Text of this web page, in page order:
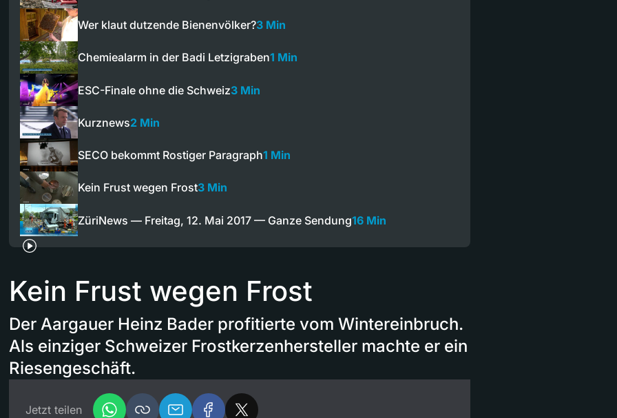
Wer klaut dutzende Bienenvölker?3 Min
Chemiealarm in der Badi Letzigraben1 Min
ESC-Finale ohne die Schweiz3 Min
Kurznews2 Min
SECO bekommt Rostiger Paragraph1 Min
Kein Frust wegen Frost3 Min
ZüriNews — Freitag, 12. Mai 2017 — Ganze Sendung16 Min
Kein Frust wegen Frost
Der Aargauer Heinz Bader profitierte vom Wintereinbruch.
Als einziger Schweizer Frostkerzenhersteller machte er ein
Riesengeschäft.
Jetzt teilen